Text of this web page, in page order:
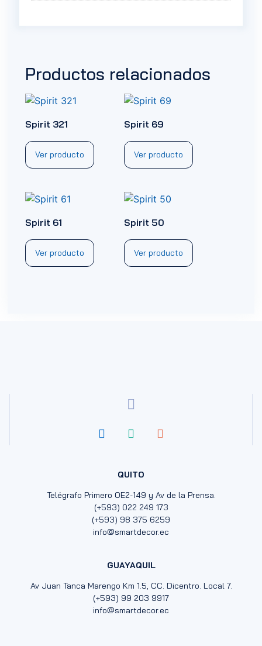
Productos relacionados
Spirit 321
Ver producto
Spirit 69
Ver producto
Spirit 61
Ver producto
Spirit 50
Ver producto
QUITO
Telégrafo Primero OE2-149 y Av de la Prensa.
(+593) 022 249 173
(+593) 98 375 6259
info@smartdecor.ec
GUAYAQUIL
Av Juan Tanca Marengo Km 1.5, CC. Dicentro. Local 7.
(+593) 99 203 9917
info@smartdecor.ec